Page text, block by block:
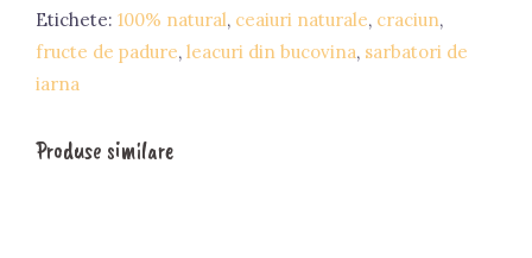
Etichete: 100% natural, ceaiuri naturale, craciun,
fructe de padure, leacuri din bucovina, sarbatori de
iarna
Produse similare